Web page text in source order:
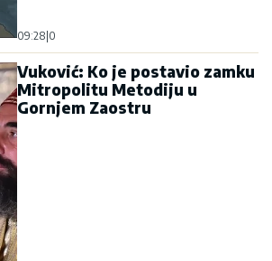
09:28 0
Vuković: Ko je postavio zamku
Mitropolitu Metodiju u
Gornjem Zaostru